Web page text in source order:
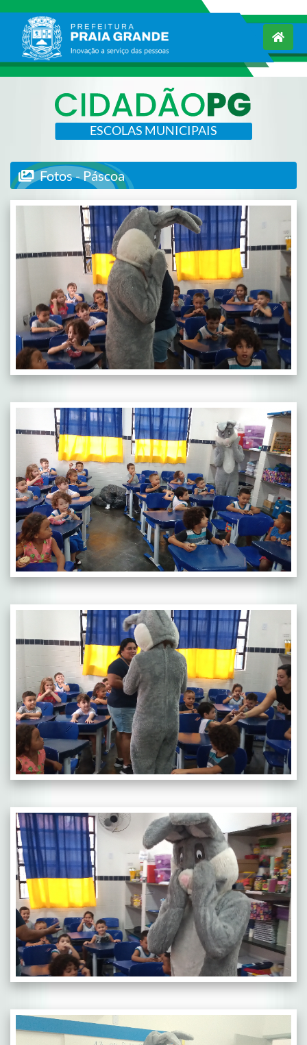
ESCOLAS MUNICIPAIS
Fotos - Páscoa